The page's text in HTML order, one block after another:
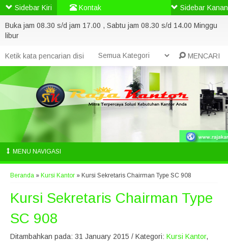
Buka jam 08.30 s/d jam 17.00 , Sabtu jam 08.30 s/d 14.00 Minggu
libur
MENCARI
MENU NAVIGASI
Beranda » Kursi Kantor » Kursi Sekretaris Chairman Type SC 908
Kursi Sekretaris Chairman Type
SC 908
Ditambahkan pada: 31 January 2015 / Kategori: Kursi Kantor,
Sidebar Kiri Kontak Sidebar Kanan